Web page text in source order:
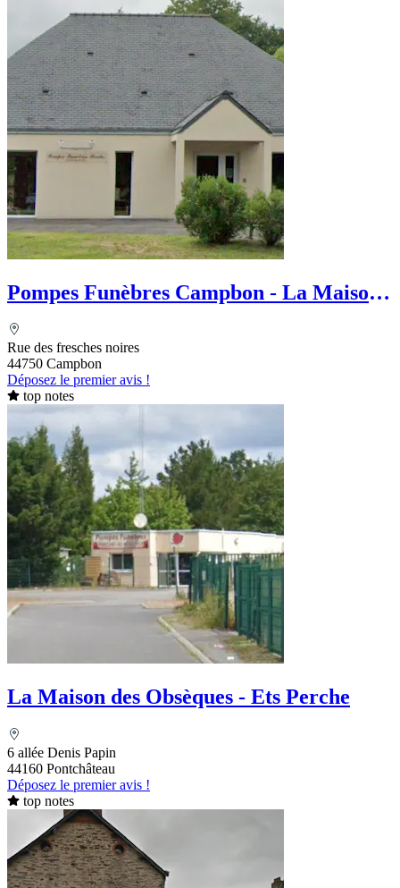
Pompes Funèbres Campbon - La Maison
Rue des fresches noires
44750 Campbon
Déposez le premier avis !
top notes
La Maison des Obsèques - Ets Perche
6 allée Denis Papin
44160 Pontchâteau
Déposez le premier avis !
top notes